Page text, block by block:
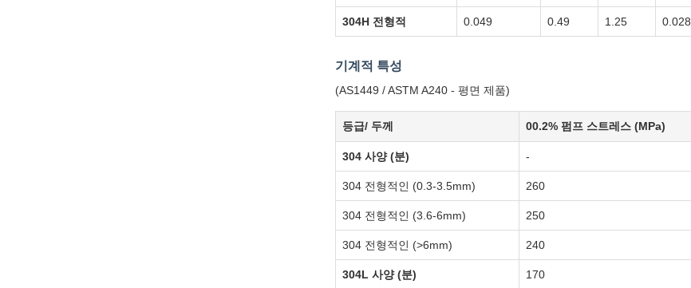
304H 전형적 0.049 0.49 1.25 0.028
기계적 특성
(AS1449 / ASTM A240 - 평면 제품)
등급/ 두께 00.2% 펌프 스트레스 (MPa)
304 사양 (분) -
304 전형적인 (0.3-3.5mm) 260
304 전형적인 (3.6-6mm) 250
304 전형적인 (>6mm) 240
304L 사양 (분) 170